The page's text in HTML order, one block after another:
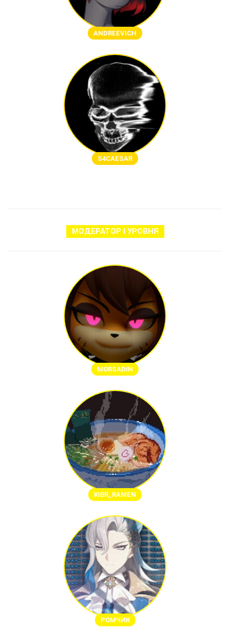
ANDREEVICH
S4CAESAR
МОДЕРАТОР Ⅰ УРОВНЯ
MORSADIN
KIBR_RAMEN
РОМЧИК